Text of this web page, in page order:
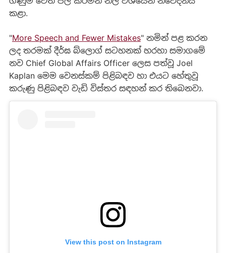
කළා.
"More Speech and Fewer Mistakes" නමින් පළ කරන
ලද තරමක් දීර්ඝ බ්ලොග් සටහනක් හරහා සමාගමේ
නව Chief Global Affairs Officer ලෙස පත්වූ Joel
Kaplan මෙම වෙනස්කම් පිළිබඳව හා එයට හේතුවූ
කරුණු පිළිබඳව වැඩි විස්තර සඳහන් කර තිබෙනවා.
View this post on Instagram